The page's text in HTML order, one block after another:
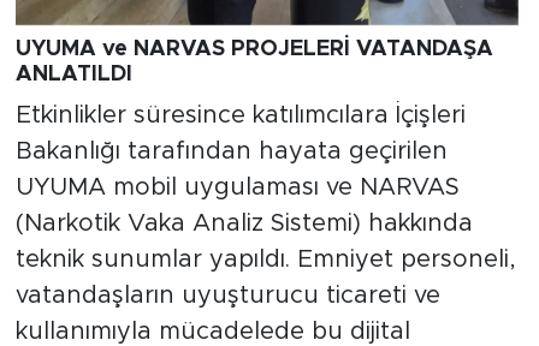
UYUMA ve NARVAS PROJELERİ VATANDAŞA
ANLATILDI
Etkinlikler süresince katılımcılara İçişleri
Bakanlığı tarafından hayata geçirilen
UYUMA mobil uygulaması ve NARVAS
(Narkotik Vaka Analiz Sistemi) hakkında
teknik sunumlar yapıldı. Emniyet personeli,
vatandaşların uyuşturucu ticareti ve
kullanımıyla mücadelede bu dijital